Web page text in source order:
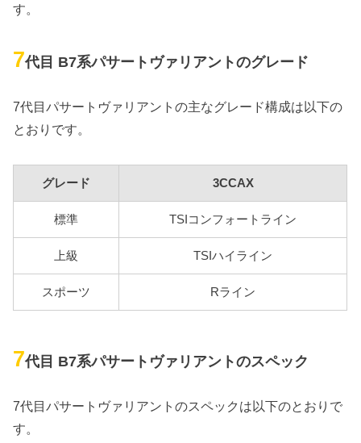
す。
7代目 B7系パサートヴァリアントのグレード
7代目パサートヴァリアントの主なグレード構成は以下の
とおりです。
グレード 3CCAX
標準 TSIコンフォートライン
上級 TSIハイライン
スポーツ Rライン
7代目 B7系パサートヴァリアントのスペック
7代目パサートヴァリアントのスペックは以下のとおりで
す。